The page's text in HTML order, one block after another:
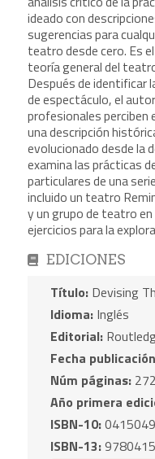
ideado con
sugerencias para
teatro desde cero. Es
teoría general del
Después de identificar
de espectáculo, el
profesionales
una descripción
evolucionado desde la
examina las prácticas
particulares de una
incluido un teatro
y un grupo de teatro
ejercicios para la
EDICIONES
Título: Devising
Idioma: Inglés
Editorial:
Fecha
Núm páginas: 272
Año primera
ISBN-10:
ISBN-13: